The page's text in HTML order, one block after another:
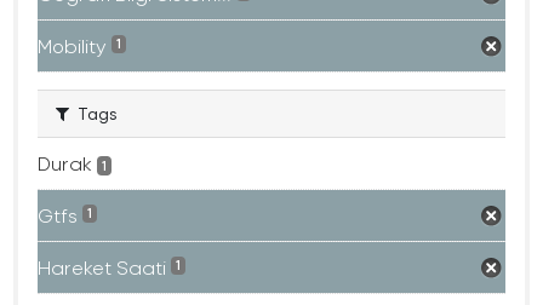
Mobility 1
Tags
Durak 1
Gtfs 1
Hareket Saati 1